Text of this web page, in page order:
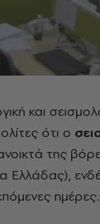
και
ότι ο
της
Ελλάδας),
ημέρες.